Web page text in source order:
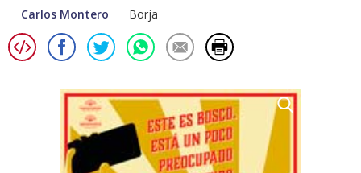
Carlos Montero
Borja